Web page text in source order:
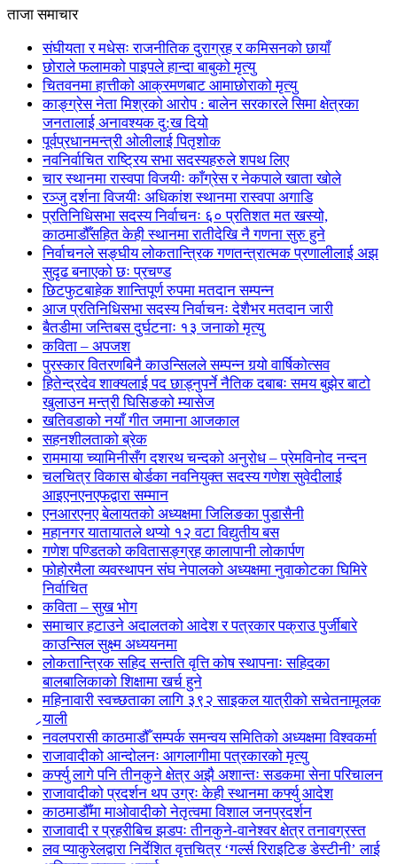
ताजा समाचार
संघीयता र मधेसः राजनीतिक दुराग्रह र कमिसनको छायाँ
छोराले फलामको पाइपले हान्दा बाबुको मृत्यु
चितवनमा हात्तीको आक्रमणबाट आमाछोराको मृत्यु
काङ्ग्रेस नेता मिश्रको आरोप : बालेन सरकारले सिमा क्षेत्रका
जनतालाई अनावश्यक दु:ख दियो
पूर्वप्रधानमन्त्री ओलीलाई पितृशोक
नवनिर्वाचित राष्ट्रिय सभा सदस्यहरुले शपथ लिए
चार स्थानमा रास्वपा विजयीः काँग्रेस र नेकपाले खाता खोले
रञ्जु दर्शना विजयीः अधिकांश स्थानमा रास्वपा अगाडि
प्रतिनिधिसभा सदस्य निर्वाचनः ६० प्रतिशत मत खस्यो,
काठमाडौँसहित केही स्थानमा रातीदेखि नै गणना सुरु हुने
निर्वाचनले सङ्घीय लोकतान्त्रिक गणतन्त्रात्मक प्रणालीलाई अझ
सुदृढ बनाएको छः प्रचण्ड
छिटफुटबाहेक शान्तिपूर्ण रुपमा मतदान सम्पन्न
आज प्रतिनिधिसभा सदस्य निर्वाचनः देशैभर मतदान जारी
बैतडीमा जन्तिबस दुर्घटनाः १३ जनाको मृत्यु
कविता – अपजश
पुरस्कार वितरणबिनै काउन्सिलले सम्पन्न गर्‍यो वार्षिकोत्सव
हितेन्द्रदेव शाक्यलाई पद छाड्नुपर्ने नैतिक दबाबः समय बुझेर बाटो
खुलाउन मन्त्री घिसिङको म्यासेज
खतिवडाको नयाँ गीत जमाना आजकाल
सहनशीलताको ब्रेक
राममाया च्यामिनीसँग दशरथ चन्दको अनुरोध – प्रेमविनोद नन्दन
चलचित्र विकास बोर्डका नवनियुक्त सदस्य गणेश सुवेदीलाई
आइएनएनएफद्वारा सम्मान
एनआरएनए बेलायतको अध्यक्षमा जिलिङका पुडासैनी
महानगर यातायातले थप्यो १२ वटा विद्युतीय बस
गणेश पण्डितको कवितासङ्ग्रह कालापानी लोकार्पण
फोहोरमैला व्यवस्थापन संघ नेपालको अध्यक्षमा नुवाकोटका घिमिरे
निर्वाचित
कविता – सुख भोग
समाचार हटाउने अदालतको आदेश र पत्रकार पक्राउ पुर्जीबारे
काउन्सिल सुक्ष्म अध्ययनमा
लोकतान्त्रिक सहिद सन्तति वृत्ति कोष स्थापनाः सहिदका
बालबालिकाको शिक्षामा खर्च हुने
महिनावारी स्वच्छताका लागि ३९२ साइकल यात्रीको सचेतनामूलक
र्‍याली
नवलपरासी काठमाडौँ सम्पर्क समन्वय समितिको अध्यक्षमा विश्वकर्मा
राजावादीको आन्दोलनः आगलागीमा पत्रकारको मृत्यु
कर्फ्यु लागे पनि तीनकुने क्षेत्र अझै अशान्तः सडकमा सेना परिचालन
राजावादीको प्रदर्शन थप उग्रः केही स्थानमा कर्फ्यु आदेश
काठमाडौँमा माओवादीको नेतृत्वमा विशाल जनप्रदर्शन
राजावादी र प्रहरीबिच झडपः तीनकुने-वानेश्वर क्षेत्र तनावग्रस्त
लव प्याकुरेलद्वारा निर्देशित वृत्तचित्र ‘गर्ल्स रिराइटिङ डेस्टीनी’ लाई